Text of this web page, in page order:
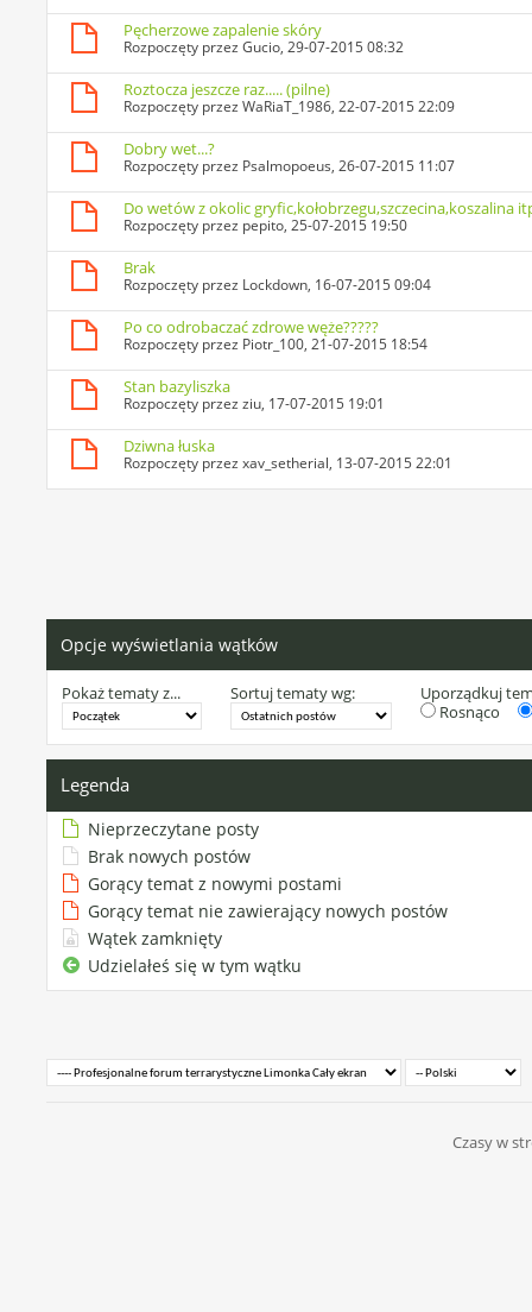
Pęcherzowe zapalenie skóry
Rozpoczęty przezGucio, 29-07-2015 08:32
Roztocza jeszcze raz..... (pilne)
Rozpoczęty przezWaRiaT_1986, 22-07-2015 22:09
Dobry wet...?
Rozpoczęty przez Psalmopoeus, 26-07-2015 11:07
Do wetów z okolic gryfic,kołobrzegu,szczecina,koszalina
Rozpoczęty przez pepito, 25-07-2015 19:50
Brak
Rozpoczęty przez Lockdown, 16-07-2015 09:04
Po co odrobaczać zdrowe węże?????
Rozpoczęty przez Piotr_100, 21-07-2015 18:54
Stan bazyliszka
Rozpoczęty przezziu, 17-07-2015 19:01
Dziwna łuska
Rozpoczęty przezxav_setherial, 13-07-2015 22:01
Opcje wyświetlania wątków
Pokaż tematy z... Sortuj tematy wg:
Uporządkuj
Rosnąco
Legenda
Nieprzeczytane posty
Brak nowych postów
Gorący temat z nowymi postami
Gorący temat nie zawierający nowych postów
Wątek zamknięty
Udzielałeś się w tym wątku
Czasy w